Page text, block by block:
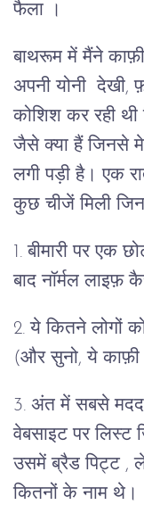
फैला ।
बाथरूम में मैंने
अपनी योनी देखी,
कोशिश कर रही
जैसे क्या हैं जिनसे
लगी पड़ी है। एक
कुछ चीजें मिली
1. बीमारी पर एक
बाद नॉर्मल लाइफ़
2. ये कितने लोगों
(और सुनो, ये काफ़ी
3. अंत में सबसे
वेबसाइट पर लिस्ट
उसमें ब्रैड पिट्ट ,
कितनों के नाम थे।